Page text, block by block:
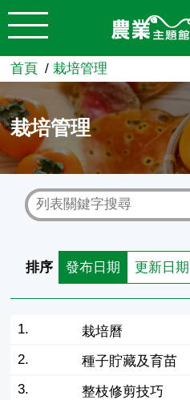
跳到主要內容
農業知識入口網
首頁 栽培管理
栽培管理
排序 發布日期 更新日期
1.
栽培曆
2.
種子貯藏及育苗
3.
整枝修剪技巧